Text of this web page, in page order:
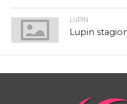
LUPIN
Lupin